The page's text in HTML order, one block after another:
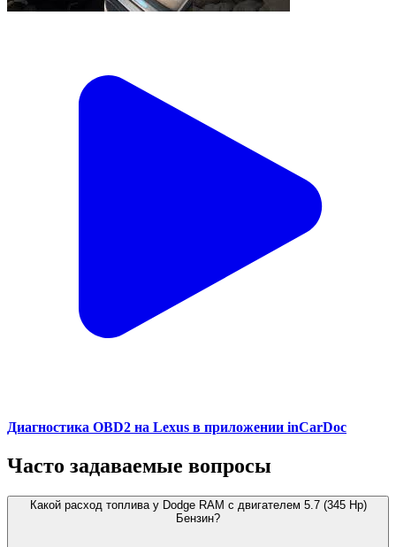
Диагностика OBD2 на Lexus в приложении inCarDoc
Часто задаваемые вопросы
Какой расход топлива у Dodge RAM с двигателем 5.7 (345 Hp)
Бензин?